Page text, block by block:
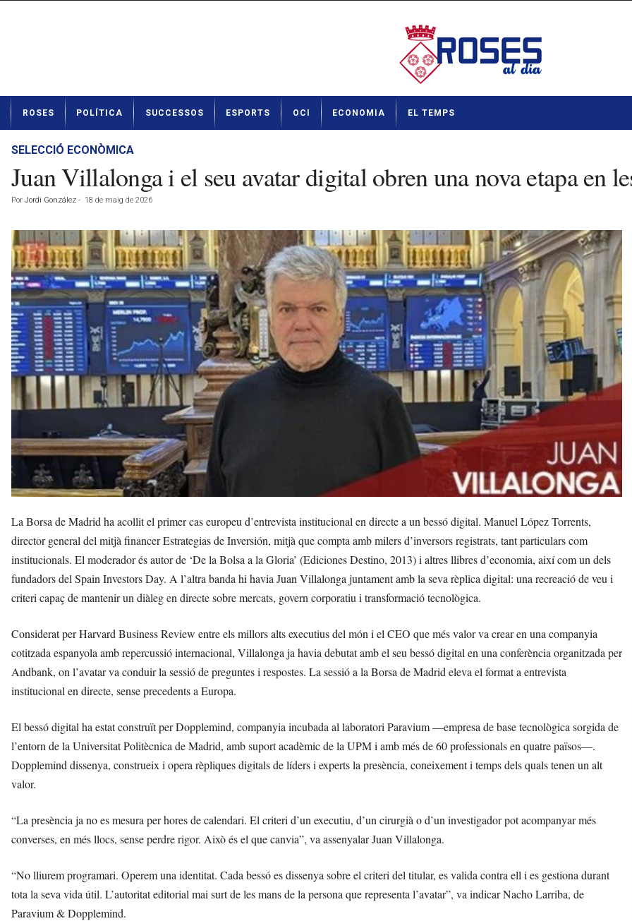
t
ROSES POLÍTICA SUCCESSOS ESPORTS OCI ECONOMIA EL TEMPS
SELECCIÓ ECONÒMICA
Juan Villalonga i el seu avatar digital obren una nova etapa en
Por Jordi González - 18 de maig de 2026
La Borsa de Madrid ha acollit el primer cas europeu d’entrevista institucional en directe a un bessó digital. Manuel López Torrents,
director general del mitjà financer Estrategias de Inversión, mitjà que compta amb milers d’inversors registrats, tant particulars com
institucionals. El moderador és autor de ‘De la Bolsa a la Gloria’ (Ediciones Destino, 2013) i altres llibres d’economia, així com un dels
fundadors del Spain Investors Day. A l’altra banda hi havia Juan Villalonga juntament amb la seva rèplica digital: una recreació de veu i
criteri capaç de mantenir un diàleg en directe sobre mercats, govern corporatiu i transformació tecnològica.
Considerat per Harvard Business Review entre els millors alts executius del món i el CEO que més valor va crear en una companyia
cotitzada espanyola amb repercussió internacional, Villalonga ja havia debutat amb el seu bessó digital en una conferència organitzada per
Andbank, on l’avatar va conduir la sessió de preguntes i respostes. La sessió a la Borsa de Madrid eleva el format a entrevista
institucional en directe, sense precedents a Europa.
El bessó digital ha estat construït per Dopplemind, companyia incubada al laboratori Paravium —empresa de base tecnològica sorgida de
l’entorn de la Universitat Politècnica de Madrid, amb suport acadèmic de la UPM i amb més de 60 professionals en quatre països—.
Dopplemind dissenya, construeix i opera rèpliques digitals de líders i experts la presència, coneixement i temps dels quals tenen un alt
valor.
“La presència ja no es mesura per hores de calendari. El criteri d’un executiu, d’un cirurgià o d’un investigador pot acompanyar més
converses, en més llocs, sense perdre rigor. Això és el que canvia”, va assenyalar Juan Villalonga.
“No lliurem programari. Operem una identitat. Cada bessó es dissenya sobre el criteri del titular, es valida contra ell i es gestiona durant
tota la seva vida útil. L’autoritat editorial mai surt de les mans de la persona que representa l’avatar”, va indicar Nacho Larriba, de
Paravium & Dopplemind.